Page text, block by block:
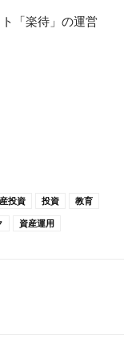
「楽待」の運営
投資 投資
教育
資産運用